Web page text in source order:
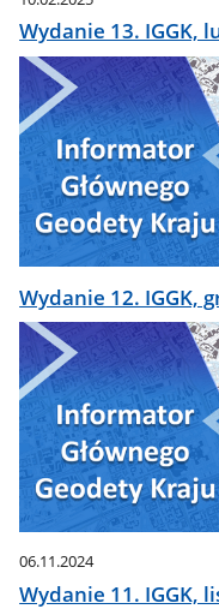
Wydanie 13. IGGK,
Wydanie 12. IGGK,
06.11.2024
Wydanie 11. IGGK,